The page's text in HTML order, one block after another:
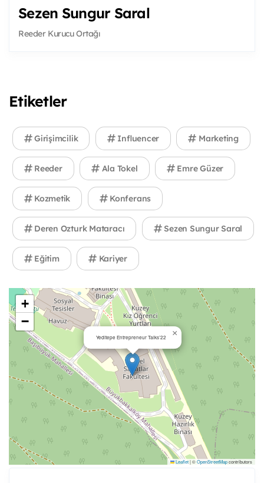
Sezen Sungur Saral
Reeder Kurucu Ortağı
Etiketler
Girişimcilik Influencer Marketing
Reeder Ala Tokel Emre Güzer
Kozmetik Konferans
Deren Ozturk Mataracı Sezen Sungur Saral
Eğitim Kariyer
Yeditepe Entrepreneur Talks’22 ×
+
−
Leaflet|©OpenStreetMapcontributors